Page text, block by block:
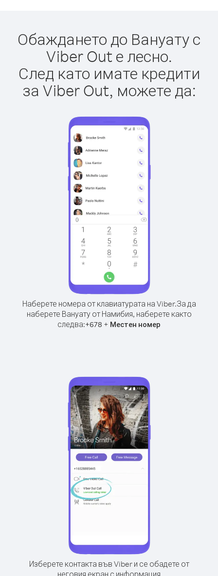
Обаждането до Вануату с
Viber Out е лесно.
След като имате кредити
за Viber Out, можете да:
Наберете номера от клавиатурата на Viber.За да
наберете Вануату от Намибия, наберете както
следва:+678 + Местен номер
Изберете контакта във Viber и се обадете от
неговия екран с информация